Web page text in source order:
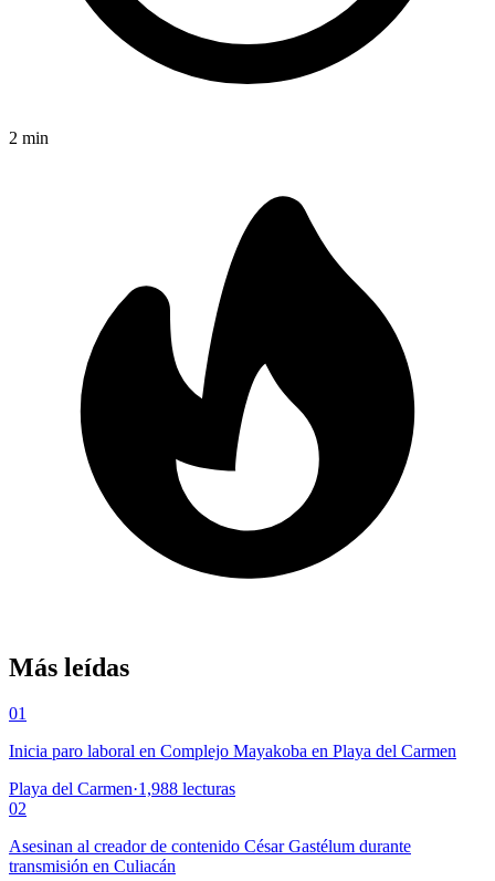
2 min
Más leídas
01
Inicia paro laboral en Complejo Mayakoba en Playa del Carmen
Playa del Carmen·1,988 lecturas
02
Asesinan al creador de contenido César Gastélum durante
transmisión en Culiacán